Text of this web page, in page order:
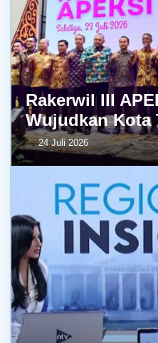
Rakerwil III
Wujudkan Kota
24 Juli 2026